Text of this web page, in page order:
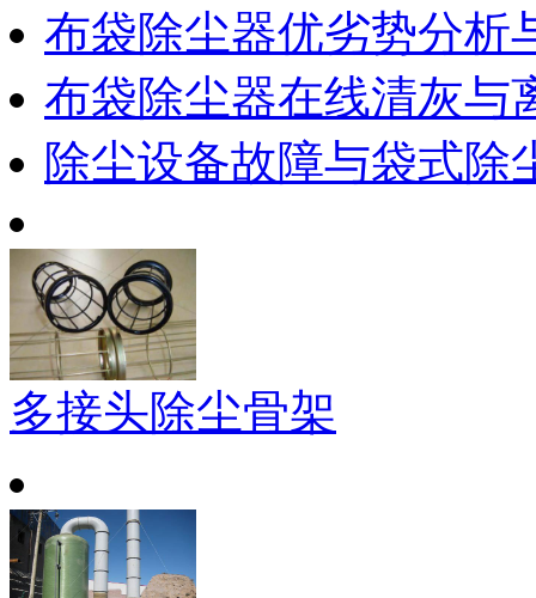
布袋除尘器优劣势分析
布袋除尘器在线清灰与
除尘设备故障与袋式除
多接头除尘骨架